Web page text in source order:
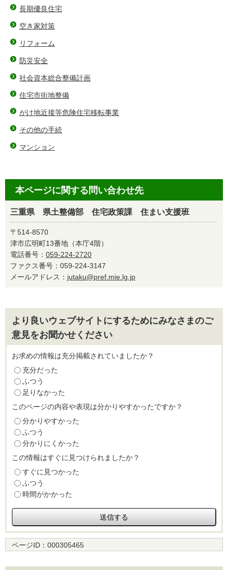
長期優良住宅
空き家対策
リフォーム
防災安全
社会資本総合整備計画
住宅市街地整備
がけ地近接等危険住宅移転事業
その他の手続
マンション
本ページに関する問い合わせ先
三重県 県土整備部 住宅政策課 住まい支援班
〒514-8570
津市広明町13番地（本庁4階）
電話番号： 059-224-2720
ファクス番号：059-224-3147
メールアドレス： jutaku@pref.mie.lg.jp
より良いウェブサイトにするためにみなさまのご
意見をお聞かせください
お求めの情報は充分掲載されていましたか？
充分だった
ふつう
足りなかった
このページの内容や表現は分かりやすかったですか？
分かりやすかった
ふつう
分かりにくかった
この情報はすぐに見つけられましたか？
すぐに見つかった
ふつう
時間がかかった
ページID： 000305465